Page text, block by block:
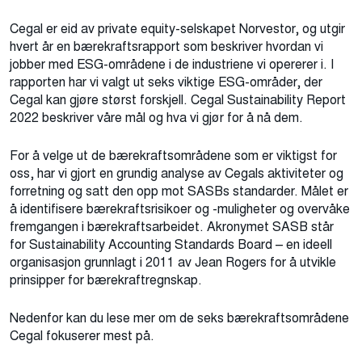
Cegal er eid av private equity-selskapet Norvestor, og utgir
hvert år en bærekraftsrapport som beskriver hvordan vi
jobber med ESG-områdene i de industriene vi opererer i. I
rapporten har vi valgt ut seks viktige ESG-områder, der
Cegal kan gjøre størst forskjell. Cegal Sustainability Report
2022 beskriver våre mål og hva vi gjør for å nå dem.
For å velge ut de bærekraftsområdene som er viktigst for
oss, har vi gjort en grundig analyse av Cegals aktiviteter og
forretning og satt den opp mot SASBs standarder. Målet er
å identifisere bærekraftsrisikoer og -muligheter og overvåke
fremgangen i bærekraftsarbeidet. Akronymet SASB står
for Sustainability Accounting Standards Board – en ideell
organisasjon grunnlagt i 2011 av Jean Rogers for å utvikle
prinsipper for bærekraftregnskap.
Nedenfor kan du lese mer om de seks bærekraftsområdene
Cegal fokuserer mest på.